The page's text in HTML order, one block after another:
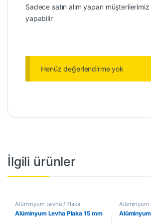
Sadece satın alım yapan
yapabilir
Henüz değerlendirme yok
İlgili ürünler
Alüminyum Levha / Plaka
Alüminyum Levha Plaka 15 mm
Alüminyum